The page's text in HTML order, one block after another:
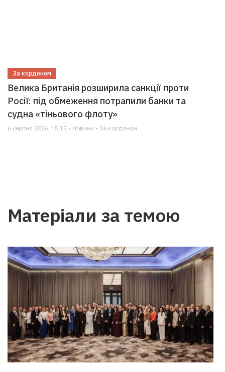
За кордоном
Велика Британія розширила санкції проти
Росії: під обмеження потрапили банки та
судна «тіньового флоту»
6 серпня 2026, 15:15 • Новини • За кордоном
Матеріали за темою